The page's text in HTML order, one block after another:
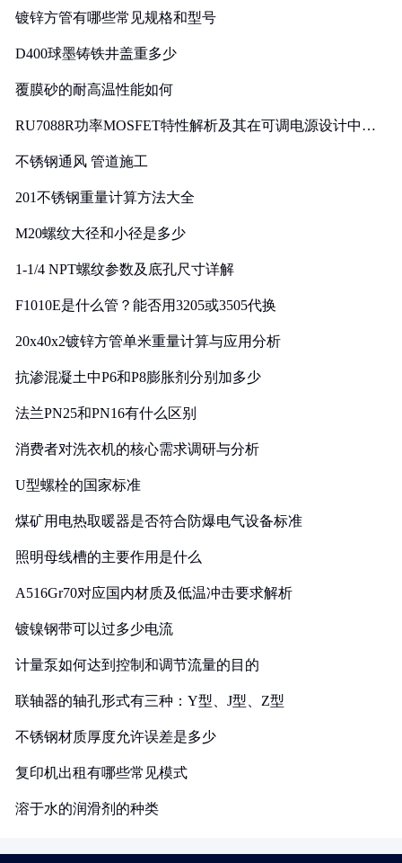
镀锌方管有哪些常见规格和型号
D400球墨铸铁井盖重多少
覆膜砂的耐高温性能如何
RU7088R功率MOSFET特性解析及其在可调电源设计中的
不锈钢通风 管道施工
201不锈钢重量计算方法大全
M20螺纹大径和小径是多少
1-1/4 NPT螺纹参数及底孔尺寸详解
F1010E是什么管？能否用3205或3505代换
20x40x2镀锌方管单米重量计算与应用分析
抗渗混凝土中P6和P8膨胀剂分别加多少
法兰PN25和PN16有什么区别
消费者对洗衣机的核心需求调研与分析
U型螺栓的国家标准
煤矿用电热取暖器是否符合防爆电气设备标准
照明母线槽的主要作用是什么
A516Gr70对应国内材质及低温冲击要求解析
镀镍钢带可以过多少电流
计量泵如何达到控制和调节流量的目的
联轴器的轴孔形式有三种：Y型、J型、Z型
不锈钢材质厚度允许误差是多少
复印机出租有哪些常见模式
溶于水的润滑剂的种类